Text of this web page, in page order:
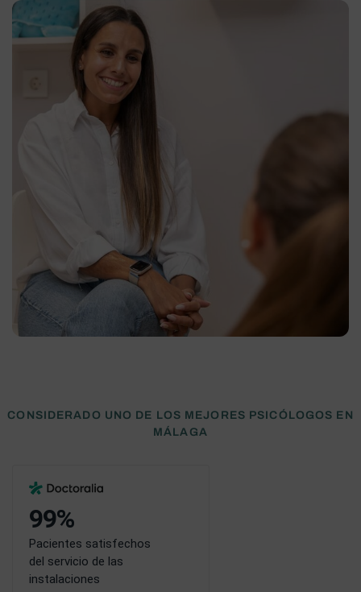
CONSIDERADO UNO DE LOS MEJORES PSICÓLOGOS EN
MÁLAGA